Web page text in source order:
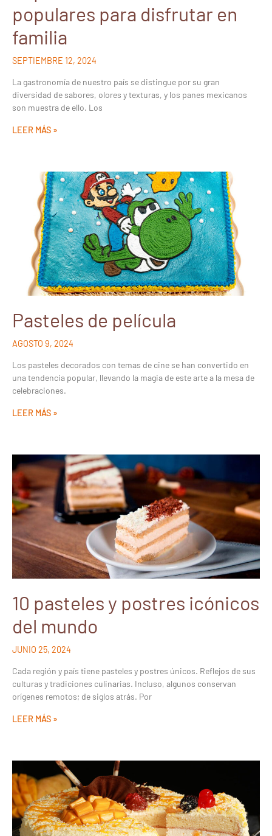
populares para disfrutar en
familia
SEPTIEMBRE 12, 2024
La gastronomía de nuestro país se distingue por su gran
diversidad de sabores, olores y texturas, y los panes mexicanos
son muestra de ello. Los
LEER MÁS »
Pasteles de película
AGOSTO 9, 2024
Los pasteles decorados con temas de cine se han convertido en
una tendencia popular, llevando la magia de este arte a la mesa de
celebraciones.
LEER MÁS »
10 pasteles y postres icónicos
del mundo
JUNIO 25, 2024
Cada región y país tiene pasteles y postres únicos. Reflejos de sus
culturas y tradiciones culinarias. Incluso, algunos conservan
orígenes remotos; de siglos atrás. Por
LEER MÁS »